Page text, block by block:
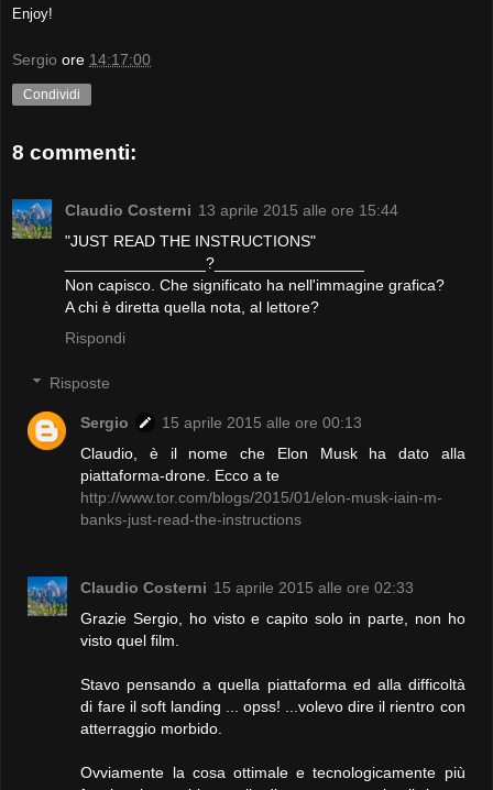
Enjoy!
Sergio ore 14:17:00
Condividi
8 commenti:
Claudio Costerni 13 aprile 2015 alle ore 15:44
"JUST READ THE INSTRUCTIONS"
________________?_________________
Non capisco. Che significato ha nell'immagine grafica?
A chi è diretta quella nota, al lettore?
Rispondi
Risposte
Sergio
15 aprile 2015 alle ore 00:13
Claudio, è il nome che Elon Musk ha dato alla
piattaforma-drone. Ecco a te
http://www.tor.com/blogs/2015/01/elon-musk-iain-m-
banks-just-read-the-instructions
Claudio Costerni 15 aprile 2015 alle ore 02:33
Grazie Sergio, ho visto e capito solo in parte, non ho
visto quel film.
Stavo pensando a quella piattaforma ed alla difficoltà
di fare il soft landing ... opss! ...volevo dire il rientro con
atterraggio morbido.
Ovviamente la cosa ottimale e tecnologicamente più